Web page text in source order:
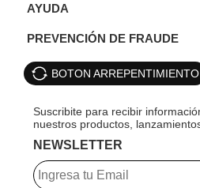
AYUDA
PREVENCIÓN DE FRAUDE
BOTON ARREPENTIMIENTO
NEWSLETTER